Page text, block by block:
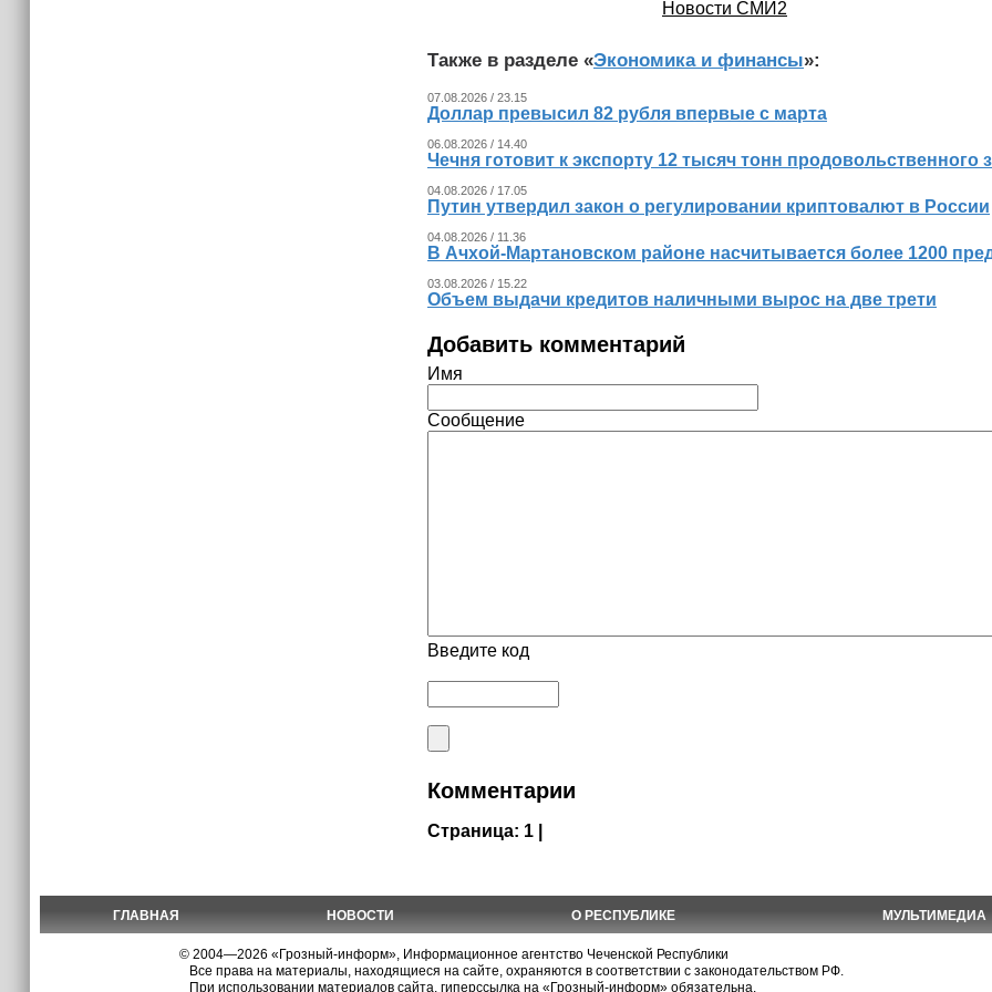
Новости СМИ2
Также в разделе «Экономика и финансы»:
07.08.2026 / 23.15
Доллар превысил 82 рубля впервые с марта
06.08.2026 / 14.40
Чечня готовит к экспорту 12 тысяч тонн продовольственного
04.08.2026 / 17.05
Путин утвердил закон о регулировании криптовалют в России
04.08.2026 / 11.36
В Ачхой-Мартановском районе насчитывается более 1200
03.08.2026 / 15.22
Объем выдачи кредитов наличными вырос на две трети
Добавить комментарий
Имя
Сообщение
Введите код
Комментарии
Страница: 1 |
ГЛАВНАЯ НОВОСТИ О РЕСПУБЛИКЕ МУЛЬТИМЕДИА
© 2004—2026 «Грозный-информ», Информационное агентство Чеченской Республики
Все права на материалы, находящиеся на сайте, охраняются в соответствии с законодательством РФ.
При использовании материалов сайта, гиперссылка на «Грозный-информ» обязательна.